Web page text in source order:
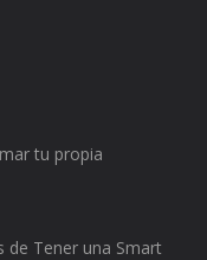
tu propia
de Tener una Smart